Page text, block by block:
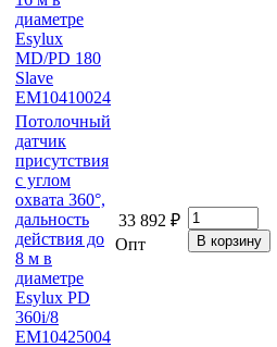
диаметре
Esylux
MD/PD 180
Slave
EM10410024
Потолочный
датчик
присутствия
с углом
охвата 360°,
дальность
действия до
8 м в
диаметре
Esylux PD
360i/8
EM10425004
33 892 ₽
Опт